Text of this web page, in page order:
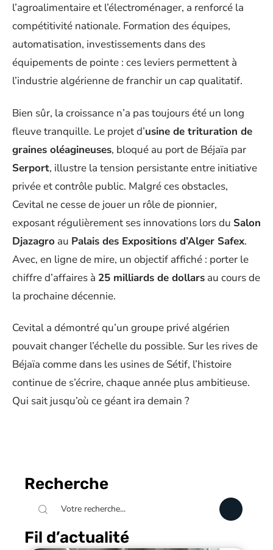
l’agroalimentaire et l’électroménager, a renforcé la
compétitivité nationale. Formation des équipes,
automatisation, investissements dans des
équipements de pointe : ces leviers permettent à
l’industrie algérienne de franchir un cap qualitatif.
Bien sûr, la croissance n’a pas toujours été un long
fleuve tranquille. Le projet d’usine de trituration de
graines oléagineuses, bloqué au port de Béjaïa par
Serport, illustre la tension persistante entre initiative
privée et contrôle public. Malgré ces obstacles,
Cevital ne cesse de jouer un rôle de pionnier,
exposant régulièrement ses innovations lors du Salon
Djazagro au Palais des Expositions d’Alger Safex.
Avec, en ligne de mire, un objectif affiché : porter le
chiffre d’affaires à 25 milliards de dollars au cours de
la prochaine décennie.
Cevital a démontré qu’un groupe privé algérien
pouvait changer l’échelle du possible. Sur les rives de
Béjaïa comme dans les usines de Sétif, l’histoire
continue de s’écrire, chaque année plus ambitieuse.
Qui sait jusqu’où ce géant ira demain ?
Recherche
Fil d’actualité